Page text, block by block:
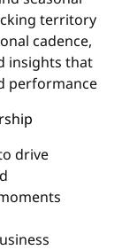
territory
cadence,
insights that
performance
drive